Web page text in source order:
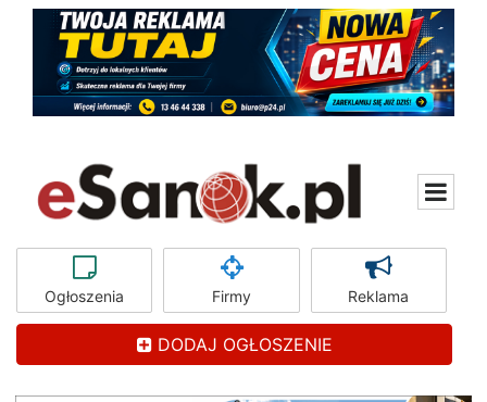
Ogłoszenia Firmy Reklama
DODAJ OGŁOSZENIE